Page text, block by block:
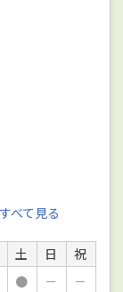
すべて見る
土 日
祝
● －
－